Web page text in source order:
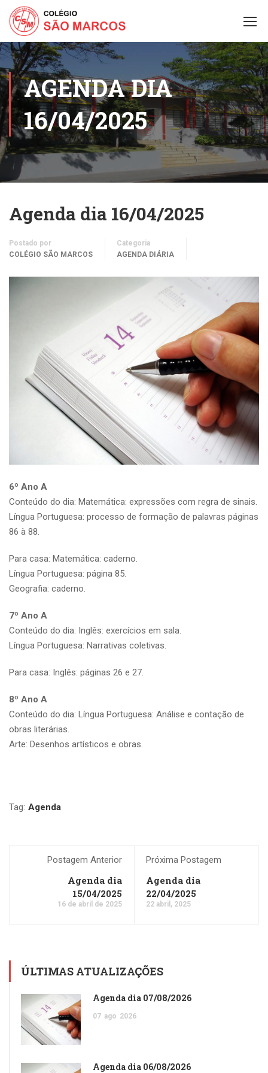
AGENDA DIA
16/04/2025
Agenda dia 16/04/2025
Postado por
COLÉGIO SÃO MARCOS
Categoria
AGENDA DIÁRIA
6º Ano A
Conteúdo do dia: Matemática: expressões com regra de sinais.
Língua Portuguesa: processo de formação de palavras páginas
86 à 88.
Para casa: Matemática: caderno.
Língua Portuguesa: página 85.
Geografia: caderno.
7º Ano A
Conteúdo do dia: Inglês: exercícios em sala.
Língua Portuguesa: Narrativas coletivas.
Para casa: Inglês: páginas 26 e 27.
8º Ano A
Conteúdo do dia: Língua Portuguesa: Análise e contação de
obras literárias.
Arte: Desenhos artísticos e obras.
Tag: Agenda
Postagem Anterior
Agenda dia
15/04/2025
16 de abril de 2025
Próxima Postagem
Agenda dia
22/04/2025
22 abril, 2025
ÚLTIMAS ATUALIZAÇÕES
Agenda dia 07/08/2026
07 ago 2026
Agenda dia 06/08/2026